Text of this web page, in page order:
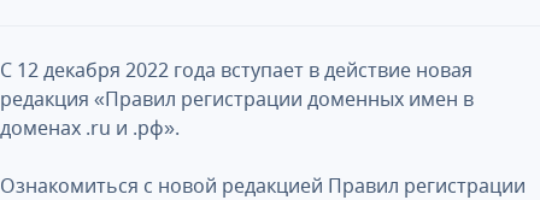
С 12 декабря 2022 года вступает в действие новая
редакция «Правил регистрации доменных имен в
доменах .ru и .рф».
Ознакомиться с новой редакцией Правил регистрации